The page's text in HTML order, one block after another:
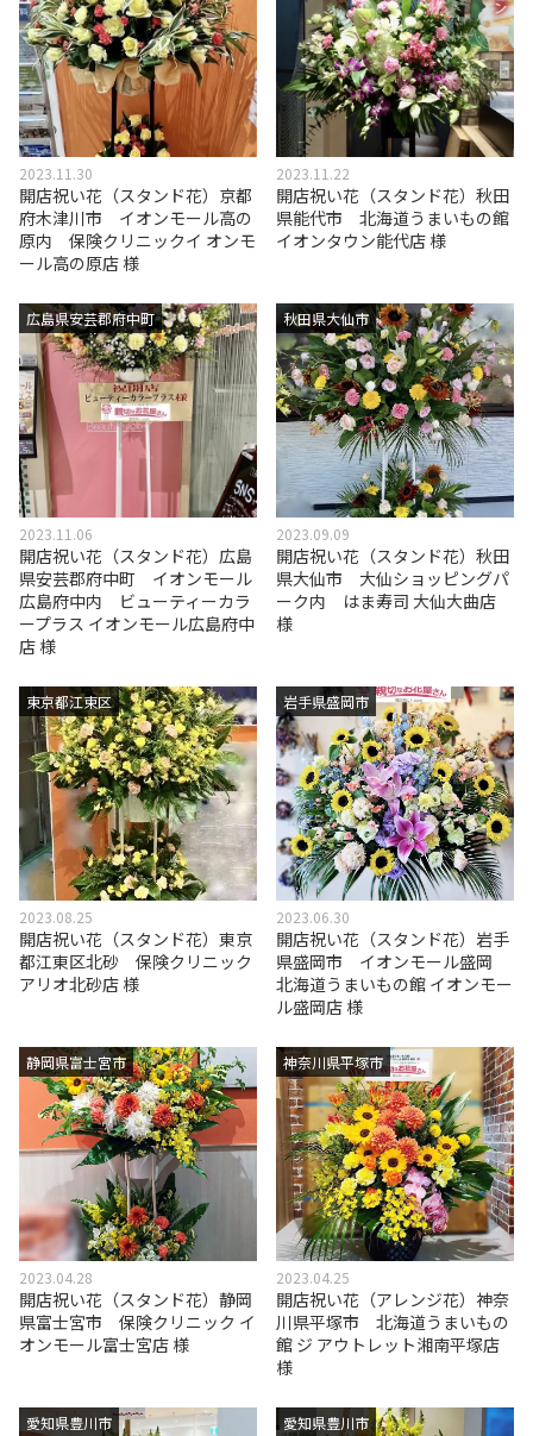
2023.11.30
開店祝い花（スタンド花）京都
府木津川市 イオンモール高の
原内 保険クリニックイ オンモ
ール高の原店 様
2023.11.22
開店祝い花（スタンド花）秋田
県能代市 北海道うまいもの館
イオンタウン能代店 様
広島県安芸郡府中町
2023.11.06
開店祝い花（スタンド花）広島
県安芸郡府中町 イオンモール
広島府中内 ビューティーカラ
ープラス イオンモール広島府中
店 様
秋田県大仙市
2023.09.09
開店祝い花（スタンド花）秋田
県大仙市 大仙ショッピングパ
ーク内 はま寿司 大仙大曲店
様
東京都江東区
2023.08.25
開店祝い花（スタンド花）東京
都江東区北砂 保険クリニック
アリオ北砂店 様
岩手県盛岡市
2023.06.30
開店祝い花（スタンド花）岩手
県盛岡市 イオンモール盛岡
北海道うまいもの館 イオンモー
ル盛岡店 様
静岡県富士宮市
2023.04.28
開店祝い花（スタンド花）静岡
県富士宮市 保険クリニック イ
オンモール富士宮店 様
神奈川県平塚市
2023.04.25
開店祝い花（アレンジ花）神奈
川県平塚市 北海道うまいもの
館 ジ アウトレット湘南平塚店
様
愛知県豊川市 愛知県豊川市